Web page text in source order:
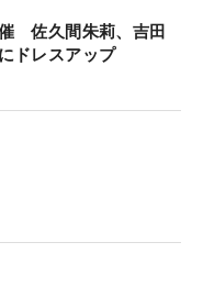
佐久間朱莉、吉田
ドレスアップ